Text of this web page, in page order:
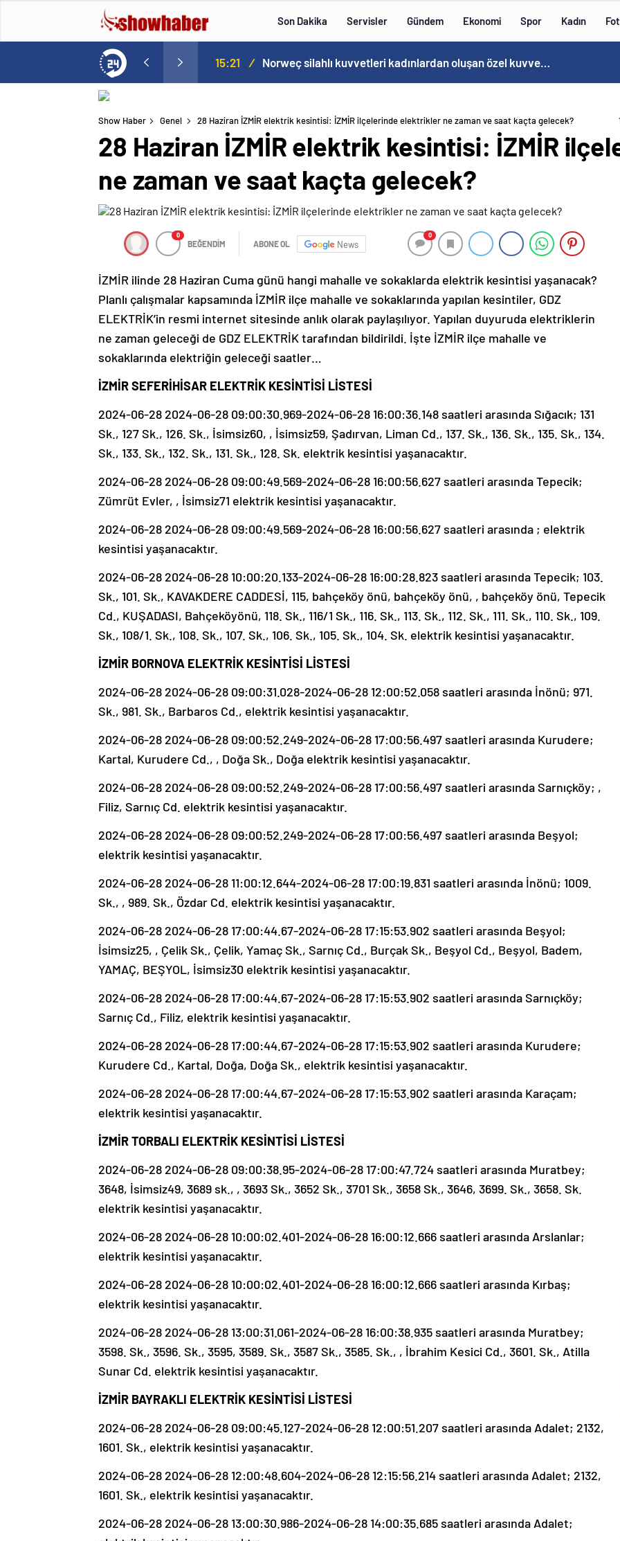
Son Dakika Servisler Gündem Ekonomi Spor Kadın
Tam 5 futbolcu…. 15:21 / Norweç silahlı kuvvetleri kadınlardan oluşan özel kuvvetler eğitimlerini başlattı.
Show Haber Genel 28 Haziran İZMİR elektrik kesintisi: İZMİR ilçelerinde elektrikler ne zaman ve saat kaçta gelecek?
28 Haziran İZMİR elektrik kesintisi: İZMİR
ne zaman ve saat kaçta gelecek?
0
BEĞENDİM ABONE OL News
0
İZMİR ilinde 28 Haziran Cuma günü hangi mahalle ve sokaklarda elektrik kesintisi yaşanacak?
Planlı çalışmalar kapsamında İZMİR ilçe mahalle ve sokaklarında yapılan kesintiler, GDZ
ELEKTRİK’in resmi internet sitesinde anlık olarak paylaşılıyor. Yapılan duyuruda elektriklerin
ne zaman geleceği de GDZ ELEKTRİK tarafından bildirildi. İşte İZMİR ilçe mahalle ve
sokaklarında elektriğin geleceği saatler…
İZMİR SEFERİHİSAR ELEKTRİK KESİNTİSİ LİSTESİ
2024-06-28 2024-06-28 09:00:30.969-2024-06-28 16:00:36.148 saatleri arasında Sığacık; 131
Sk., 127 Sk., 126. Sk., İsimsiz60, , İsimsiz59, Şadırvan, Liman Cd., 137. Sk., 136. Sk., 135. Sk., 134.
Sk., 133. Sk., 132. Sk., 131. Sk., 128. Sk. elektrik kesintisi yaşanacaktır.
2024-06-28 2024-06-28 09:00:49.569-2024-06-28 16:00:56.627 saatleri arasında Tepecik;
Zümrüt Evler, , İsimsiz71 elektrik kesintisi yaşanacaktır.
2024-06-28 2024-06-28 09:00:49.569-2024-06-28 16:00:56.627 saatleri arasında ; elektrik
kesintisi yaşanacaktır.
2024-06-28 2024-06-28 10:00:20.133-2024-06-28 16:00:28.823 saatleri arasında Tepecik; 103.
Sk., 101. Sk., KAVAKDERE CADDESİ, 115, bahçeköy önü, bahçeköy önü, , bahçeköy önü, Tepecik
Cd., KUŞADASI, Bahçeköyönü, 118. Sk., 116/1 Sk., 116. Sk., 113. Sk., 112. Sk., 111. Sk., 110. Sk., 109.
Sk., 108/1. Sk., 108. Sk., 107. Sk., 106. Sk., 105. Sk., 104. Sk. elektrik kesintisi yaşanacaktır.
İZMİR BORNOVA ELEKTRİK KESİNTİSİ LİSTESİ
2024-06-28 2024-06-28 09:00:31.028-2024-06-28 12:00:52.058 saatleri arasında İnönü; 971.
Sk., 981. Sk., Barbaros Cd., elektrik kesintisi yaşanacaktır.
2024-06-28 2024-06-28 09:00:52.249-2024-06-28 17:00:56.497 saatleri arasında Kurudere;
Kartal, Kurudere Cd., , Doğa Sk., Doğa elektrik kesintisi yaşanacaktır.
2024-06-28 2024-06-28 09:00:52.249-2024-06-28 17:00:56.497 saatleri arasında Sarnıçköy; ,
Filiz, Sarnıç Cd. elektrik kesintisi yaşanacaktır.
2024-06-28 2024-06-28 09:00:52.249-2024-06-28 17:00:56.497 saatleri arasında Beşyol;
elektrik kesintisi yaşanacaktır.
2024-06-28 2024-06-28 11:00:12.644-2024-06-28 17:00:19.831 saatleri arasında İnönü; 1009.
Sk., , 989. Sk., Özdar Cd. elektrik kesintisi yaşanacaktır.
2024-06-28 2024-06-28 17:00:44.67-2024-06-28 17:15:53.902 saatleri arasında Beşyol;
İsimsiz25, , Çelik Sk., Çelik, Yamaç Sk., Sarnıç Cd., Burçak Sk., Beşyol Cd., Beşyol, Badem,
YAMAÇ, BEŞYOL, İsimsiz30 elektrik kesintisi yaşanacaktır.
2024-06-28 2024-06-28 17:00:44.67-2024-06-28 17:15:53.902 saatleri arasında Sarnıçköy;
Sarnıç Cd., Filiz, elektrik kesintisi yaşanacaktır.
2024-06-28 2024-06-28 17:00:44.67-2024-06-28 17:15:53.902 saatleri arasında Kurudere;
Kurudere Cd., Kartal, Doğa, Doğa Sk., elektrik kesintisi yaşanacaktır.
2024-06-28 2024-06-28 17:00:44.67-2024-06-28 17:15:53.902 saatleri arasında Karaçam;
elektrik kesintisi yaşanacaktır.
İZMİR TORBALI ELEKTRİK KESİNTİSİ LİSTESİ
2024-06-28 2024-06-28 09:00:38.95-2024-06-28 17:00:47.724 saatleri arasında Muratbey;
3648, İsimsiz49, 3689 sk., , 3693 Sk., 3652 Sk., 3701 Sk., 3658 Sk., 3646, 3699. Sk., 3658. Sk.
elektrik kesintisi yaşanacaktır.
2024-06-28 2024-06-28 10:00:02.401-2024-06-28 16:00:12.666 saatleri arasında Arslanlar;
elektrik kesintisi yaşanacaktır.
2024-06-28 2024-06-28 10:00:02.401-2024-06-28 16:00:12.666 saatleri arasında Kırbaş;
elektrik kesintisi yaşanacaktır.
2024-06-28 2024-06-28 13:00:31.061-2024-06-28 16:00:38.935 saatleri arasında Muratbey;
3598. Sk., 3596. Sk., 3595, 3589. Sk., 3587 Sk., 3585. Sk., , İbrahim Kesici Cd., 3601. Sk., Atilla
Sunar Cd. elektrik kesintisi yaşanacaktır.
İZMİR BAYRAKLI ELEKTRİK KESİNTİSİ LİSTESİ
2024-06-28 2024-06-28 09:00:45.127-2024-06-28 12:00:51.207 saatleri arasında Adalet; 2132,
1601. Sk., elektrik kesintisi yaşanacaktır.
2024-06-28 2024-06-28 12:00:48.604-2024-06-28 12:15:56.214 saatleri arasında Adalet; 2132,
1601. Sk., elektrik kesintisi yaşanacaktır.
2024-06-28 2024-06-28 13:00:30.986-2024-06-28 14:00:35.685 saatleri arasında Adalet;